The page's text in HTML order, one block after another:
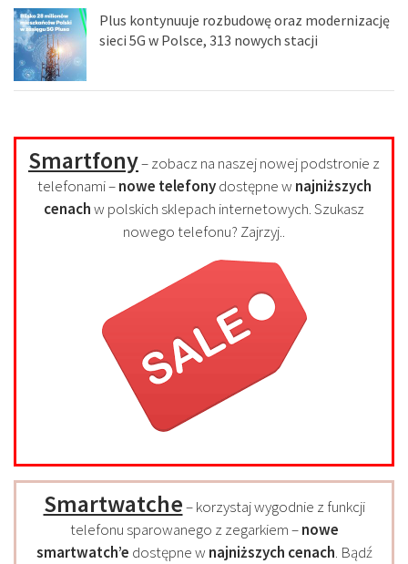
Plus kontynuuje rozbudowę oraz modernizację
sieci 5G w Polsce, 313 nowych stacji
Smartfony– zobacz na naszej nowej podstronie z
telefonami –nowe telefonydostępne w najniższych
cenachw polskich sklepach internetowych. Szukasz
nowego telefonu? Zajrzyj..
Smartwatche– korzystaj wygodnie z funkcji
telefonu sparowanego z zegarkiem –nowe
smartwatch’e dostępne w najniższych cenach. Bądź